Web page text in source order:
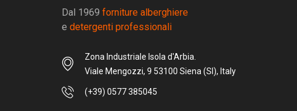
Dal 1969 forniture alberghiere
e detergenti professionali
Zona Industriale Isola d'Arbia.
Viale Mengozzi, 9 53100 Siena (SI), Italy
(+39) 0577 385045